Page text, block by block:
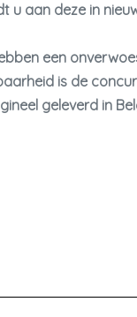
u aan deze in
een
is de
geleverd in